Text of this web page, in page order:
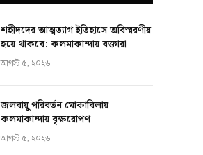
শহীদদের আত্মত্যাগ ইতিহাসে অবিস্মরণীয়
হয়ে থাকবে: কলমাকান্দায় বক্তারা
আগস্ট ৫, ২০২৬
জলবায়ু পরিবর্তন মোকাবিলায়
কলমাকান্দায় বৃক্ষরোপণ
আগস্ট ৫, ২০২৬